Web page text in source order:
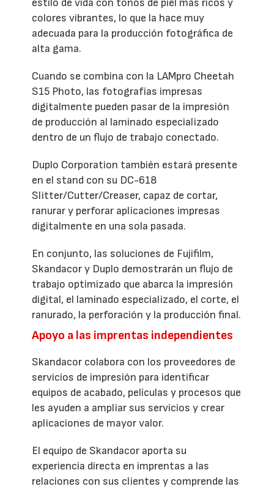
estilo de vida con tonos de piel más ricos y
colores vibrantes, lo que la hace muy
adecuada para la producción fotográfica de
alta gama.
Cuando se combina con la LAMpro Cheetah
S15 Photo, las fotografías impresas
digitalmente pueden pasar de la impresión
de producción al laminado especializado
dentro de un flujo de trabajo conectado.
Duplo Corporation también estará presente
en el stand con su DC-618
Slitter/Cutter/Creaser, capaz de cortar,
ranurar y perforar aplicaciones impresas
digitalmente en una sola pasada.
En conjunto, las soluciones de Fujifilm,
Skandacor y Duplo demostrarán un flujo de
trabajo optimizado que abarca la impresión
digital, el laminado especializado, el corte, el
ranurado, la perforación y la producción final.
Apoyo a las imprentas independientes
Skandacor colabora con los proveedores de
servicios de impresión para identificar
equipos de acabado, películas y procesos que
les ayuden a ampliar sus servicios y crear
aplicaciones de mayor valor.
El equipo de Skandacor aporta su
experiencia directa en imprentas a las
relaciones con sus clientes y comprende las